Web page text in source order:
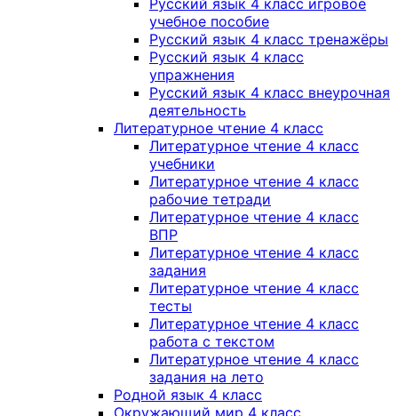
Русский язык 4 класс игровое
учебное пособие
Русский язык 4 класс тренажёры
Русский язык 4 класс
упражнения
Русский язык 4 класс внеурочная
деятельность
Литературное чтение 4 класс
Литературное чтение 4 класс
учебники
Литературное чтение 4 класс
рабочие тетради
Литературное чтение 4 класс
ВПР
Литературное чтение 4 класс
задания
Литературное чтение 4 класс
тесты
Литературное чтение 4 класс
работа с текстом
Литературное чтение 4 класс
задания на лето
Родной язык 4 класс
Окружающий мир 4 класс